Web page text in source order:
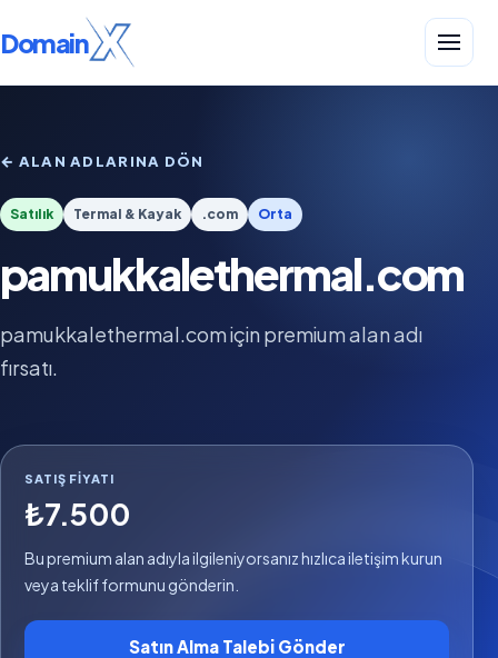
Domain
← ALAN ADLARINA DÖN
Satılık Termal & Kayak .com Orta
pamukkalethermal.com
pamukkalethermal.com için premium alan adı
fırsatı.
SATIŞ FIYATI
₺7.500
Bu premium alan adıyla ilgileniyorsanız hızlıca iletişim kurun
veya teklif formunu gönderin.
Satın Alma Talebi Gönder